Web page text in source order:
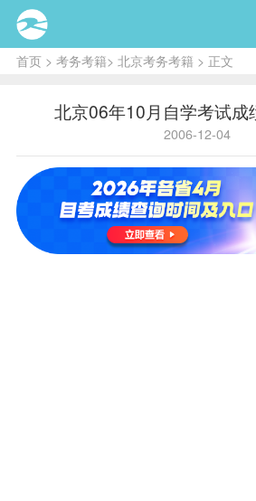
首页> 考务考籍> 北京考务考籍 > 正文
北京06年10月自学考试成
2006-12-04
核
示:
考生